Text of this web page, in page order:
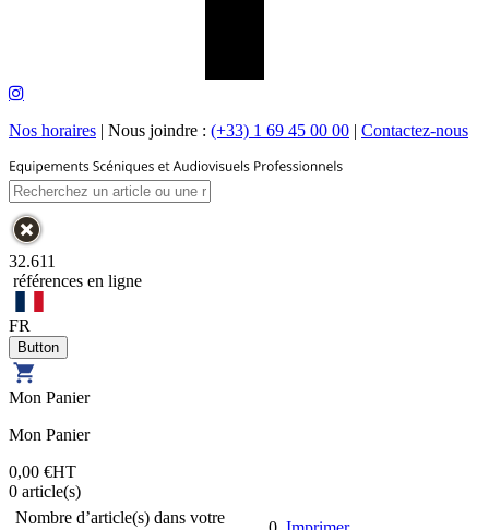
Nos horaires | Nous joindre : (+33) 1 69 45 00 00 | Contactez-nous
32.611
références en ligne
FR
Mon Panier
Mon Panier
0,00 €HT
0 article(s)
Nombre d’article(s) dans votre